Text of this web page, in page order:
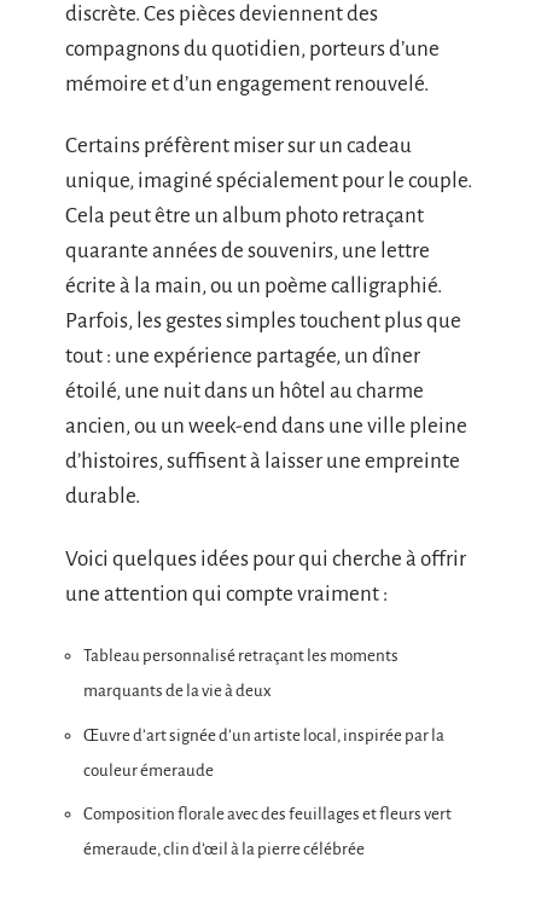
discrète. Ces pièces deviennent des
compagnons du quotidien, porteurs d’une
mémoire et d’un engagement renouvelé.
Certains préfèrent miser sur un cadeau
unique, imaginé spécialement pour le couple.
Cela peut être un album photo retraçant
quarante années de souvenirs, une lettre
écrite à la main, ou un poème calligraphié.
Parfois, les gestes simples touchent plus que
tout : une expérience partagée, un dîner
étoilé, une nuit dans un hôtel au charme
ancien, ou un week-end dans une ville pleine
d’histoires, suffisent à laisser une empreinte
durable.
Voici quelques idées pour qui cherche à offrir
une attention qui compte vraiment :
Tableau personnalisé retraçant les moments
marquants de la vie à deux
Œuvre d’art signée d’un artiste local, inspirée par la
couleur émeraude
Composition florale avec des feuillages et fleurs vert
émeraude, clin d’œil à la pierre célébrée